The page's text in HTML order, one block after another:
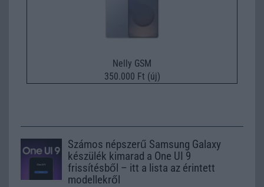
Nelly GSM
350.000 Ft (új)
Számos népszerű Samsung Galaxy
készülék kimarad a One UI 9
frissítésből – itt a lista az érintett
modellekről